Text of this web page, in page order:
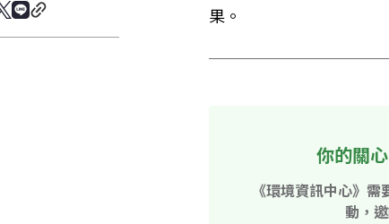
果。
你的關
《環境資訊中心》
動，